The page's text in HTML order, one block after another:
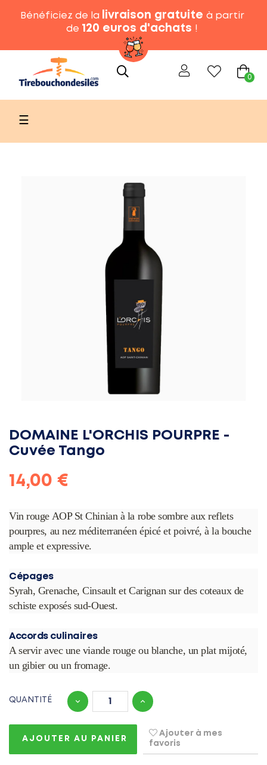
Bénéficiez de la livraison gratuite à partir
de 120 euros d'achats !
0
Basculer
navigation
☰
DOMAINE L'ORCHIS POURPRE -
Cuvée Tango
14,00 €
Vin rouge AOP St Chinian à la robe sombre aux reflets
pourpres, au nez méditerranéen épicé et poivré, à la bouche
ample et expressive.
Cépages
Syrah, Grenache, Cinsault et Carignan sur des coteaux de
schiste exposés sud-Ouest.
Accords culinaires
A servir avec une viande rouge ou blanche, un plat mijoté,
un gibier ou un fromage.
QUANTITÉ
AJOUTER AU PANIER
Ajouter à mes
favoris